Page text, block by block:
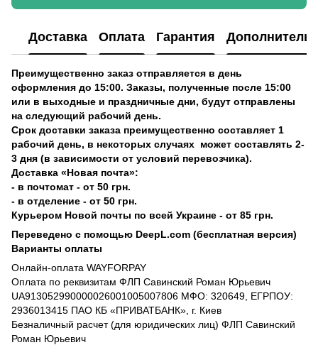
Доставка Оплата Гарантия
Преимущественно заказ отправляется в день
оформления до 15:00. Заказы, полученные после 15:00
или в выходные и праздничные дни, будут отправлены
на следующий рабочий день.
Срок доставки заказа преимущественно составляет 1
рабочий день, в некоторых случаях может составлять 2-
3 дня (в зависимости от условий перевозчика).
Доставка «Новая почта»:
- в почтомат - от 50 грн.
- в отделение - от 50 грн.
Курьером Новой почты по всей Украине - от 85 грн.
Переведено с помощью DeepL.com (бесплатная версия)
Варианты оплаты
Онлайн-оплата WAYFORPAY
Оплата по реквизитам ФЛП Савинский Роман Юрьевич
UA913052990000026001005007806 МФО: 320649, ЕГРПОУ:
2936013415 ПАО КБ «ПРИВАТБАНК», г. Киев
Безналичный расчет (для юридических лиц) ФЛП Савинский
Роман Юрьевич